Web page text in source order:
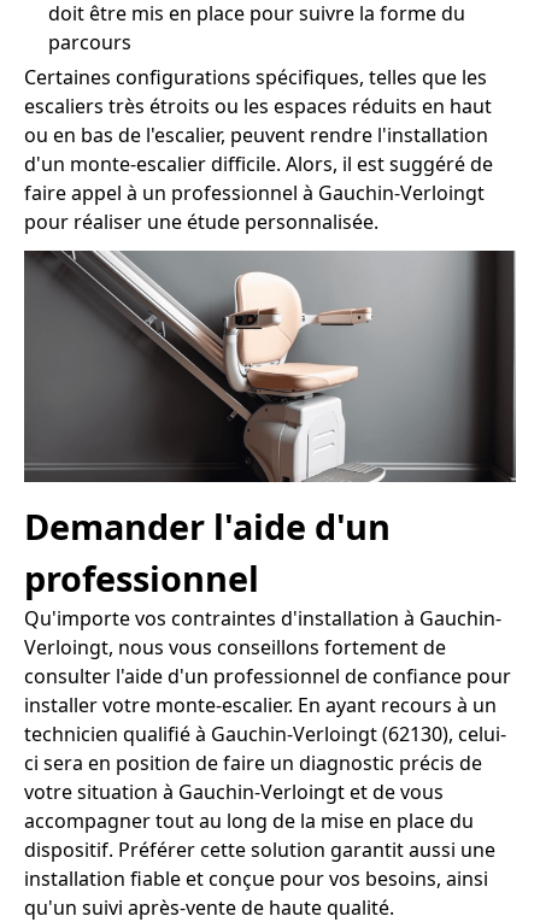
doit être mis en place pour suivre la forme du
parcours
Certaines configurations spécifiques, telles que les
escaliers très étroits ou les espaces réduits en haut
ou en bas de l'escalier, peuvent rendre l'installation
d'un monte-escalier difficile. Alors, il est suggéré de
faire appel à un professionnel à Gauchin-Verloingt
pour réaliser une étude personnalisée.
Demander l'aide d'un
professionnel
Qu'importe vos contraintes d'installation à Gauchin-
Verloingt, nous vous conseillons fortement de
consulter l'aide d'un professionnel de confiance pour
installer votre monte-escalier. En ayant recours à un
technicien qualifié à Gauchin-Verloingt (62130), celui-
ci sera en position de faire un diagnostic précis de
votre situation à Gauchin-Verloingt et de vous
accompagner tout au long de la mise en place du
dispositif. Préférer cette solution garantit aussi une
installation fiable et conçue pour vos besoins, ainsi
qu'un suivi après-vente de haute qualité.